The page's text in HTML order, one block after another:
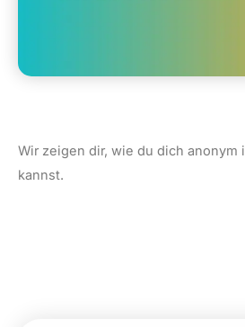
Wir zeigen dir, wie du dich anonym
kannst.